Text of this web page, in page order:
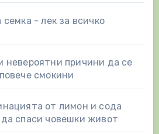
семка - лек за всичко
невероятни причини да се
смокини
от лимон и сода
спаси човешки живот